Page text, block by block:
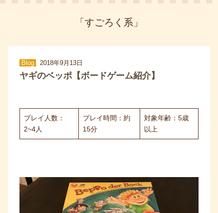
「すごろく系」
Blog 2018年9月13日
ヤギのベッポ【ボードゲーム紹介】
プレイ人数：
2~4人
プレイ時間：約
15分
対象年齢：5歳
以上